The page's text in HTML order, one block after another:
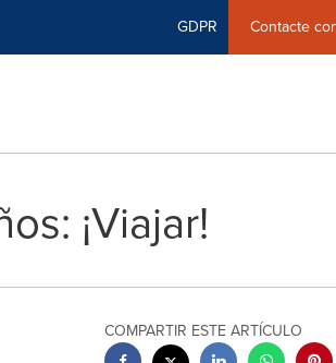
GDPR Contacte
¡Viajar!
COMPARTIR ESTE ARTÍCULO